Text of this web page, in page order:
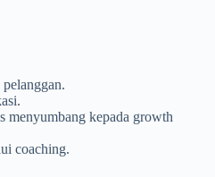
menyumbang kepada growth
coaching.